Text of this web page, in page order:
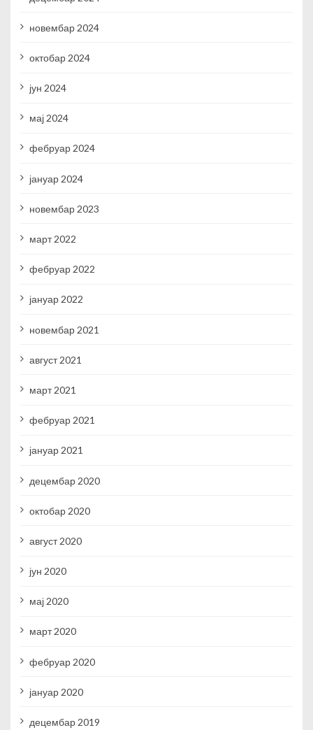
новембар 2024
октобар 2024
јун 2024
мај 2024
фебруар 2024
јануар 2024
новембар 2023
март 2022
фебруар 2022
јануар 2022
новембар 2021
август 2021
март 2021
фебруар 2021
јануар 2021
децембар 2020
октобар 2020
август 2020
јун 2020
мај 2020
март 2020
фебруар 2020
јануар 2020
децембар 2019